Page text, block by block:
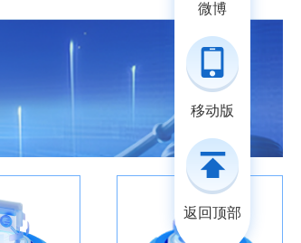
微博
移动版
返回顶部